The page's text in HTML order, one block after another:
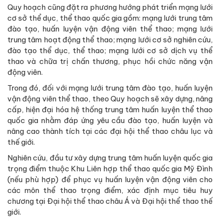
Quy hoạch cũng đặt ra phương hướng phát triển mạng lưới
cơ sở thể dục, thể thao quốc gia gồm: mạng lưới trung tâm
đào tạo, huấn luyện vận động viên thể thao; mạng lưới
trung tâm hoạt động thể thao; mạng lưới cơ sở nghiên cứu,
đào tạo thể dục, thể thao; mạng lưới cơ sở dịch vụ thể
thao và chữa trị chấn thương, phục hồi chức năng vận
động viên.
Trong đó, đối với mạng lưới trung tâm đào tạo, huấn luyện
vận động viên thể thao, theo Quy hoạch sẽ xây dựng, nâng
cấp, hiện đại hóa hệ thống trung tâm huấn luyện thể thao
quốc gia nhằm đáp ứng yêu cầu đào tạo, huấn luyện và
nâng cao thành tích tại các đại hội thể thao châu lục và
thế giới.
Nghiên cứu, đầu tư xây dựng trung tâm huấn luyện quốc gia
trọng điểm thuộc Khu Liên hợp thể thao quốc gia Mỹ Đình
(nếu phù hợp) để phục vụ huấn luyện vận động viên cho
các môn thể thao trọng điểm, xác định mục tiêu huy
chương tại Đại hội thể thao châu Á và Đại hội thể thao thế
giới.